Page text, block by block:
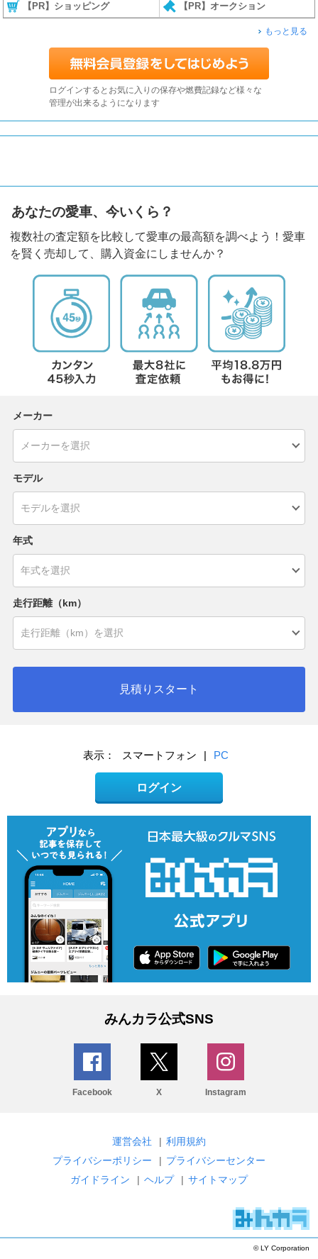
【PR】ショッピング 【PR】オークション
もっと見る
ログインするとお気に入りの保存や燃費記録など様々な
管理が出来るようになります
あなたの愛車、今いくら？
複数社の査定額を比較して愛車の最高額を調べよう！愛車
を賢く売却して、購入資金にしませんか？
メーカー
モデル
年式
走行距離（km）
見積りスタート
表示： スマートフォン | PC
ログイン
みんカラ公式SNS
Facebook X Instagram
運営会社 | 利用規約
プライバシーポリシー
| プライバシーセンター
ガイドライン
| ヘルプ | サイトマップ
© LY Corporation